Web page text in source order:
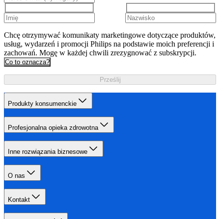
Chcę otrzymywać komunikaty marketingowe dotyczące produktów,
usług, wydarzeń i promocji Philips na podstawie moich preferencji i
zachowań. Mogę w każdej chwili zrezygnować z subskrypcji.
Co to oznacza?
Prześlij
Produkty konsumenckie
Profesjonalna opieka zdrowotna
Inne rozwiązania biznesowe
O nas
Kontakt